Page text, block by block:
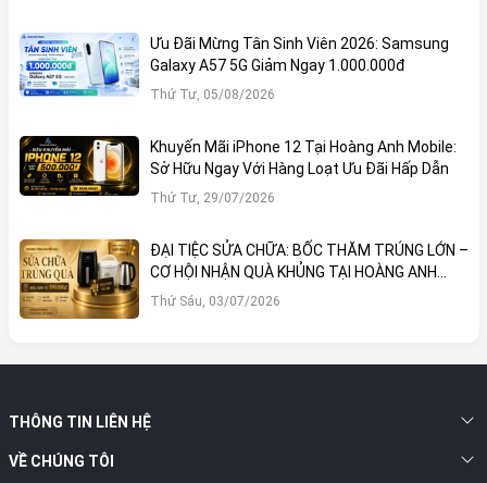
Ưu Đãi Mừng Tân Sinh Viên 2026: Samsung
Galaxy A57 5G Giảm Ngay 1.000.000đ
Thứ Tư, 05/08/2026
Khuyến Mãi iPhone 12 Tại Hoàng Anh Mobile:
Sở Hữu Ngay Với Hàng Loạt Ưu Đãi Hấp Dẫn
Thứ Tư, 29/07/2026
ĐẠI TIỆC SỬA CHỮA: BỐC THĂM TRÚNG LỚN –
CƠ HỘI NHẬN QUÀ KHỦNG TẠI HOÀNG ANH
MOBILE
Thứ Sáu, 03/07/2026
THÔNG TIN LIÊN HỆ
VỀ CHÚNG TÔI